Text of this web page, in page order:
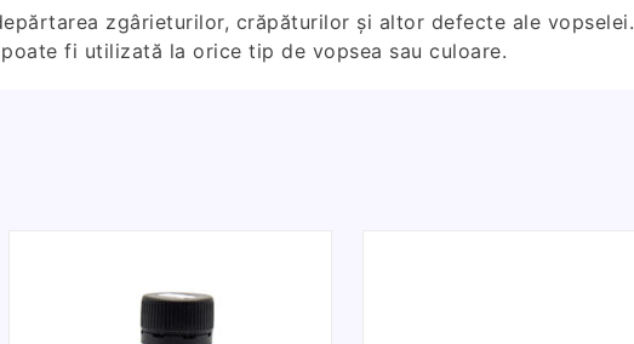
zgârieturilor, crăpăturilor și altor defecte ale vopselei.
fi utilizată la orice tip de vopsea sau culoare.